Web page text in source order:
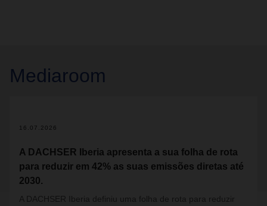
Mediaroom
16.07.2026
A DACHSER Iberia apresenta a sua folha de rota
para reduzir em 42% as suas emissões diretas até
2030.
A DACHSER Iberia definiu uma folha de rota para reduzir